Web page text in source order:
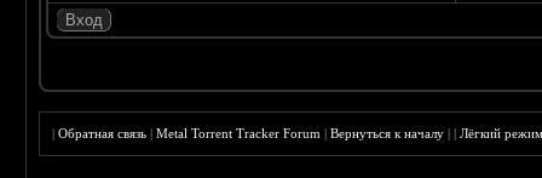
|Обратная связь |Metal Torrent Tracker Forum |Вернуться к началу ||Лёгкий